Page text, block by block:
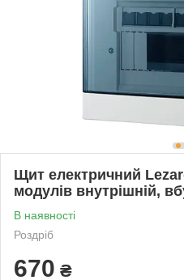
Щит електричний
модулів внутрішній,
В наявності
Роздріб
670 ₴